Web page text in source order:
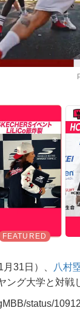
31日）、 八村
ング大学と対戦
status/